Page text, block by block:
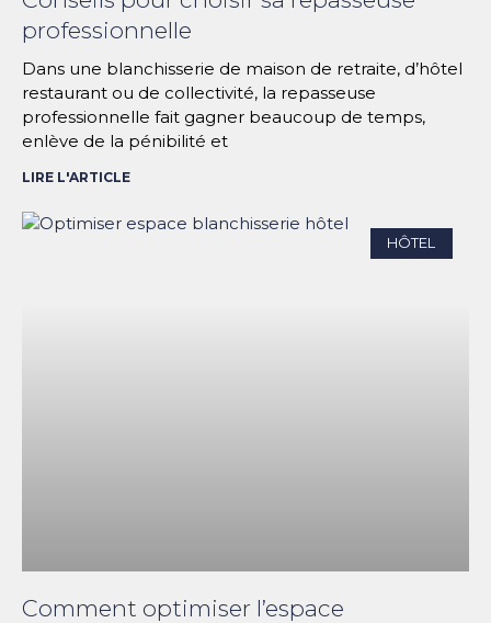
professionnelle
Dans une blanchisserie de maison de retraite, d’hôtel
restaurant ou de collectivité, la repasseuse
professionnelle fait gagner beaucoup de temps,
enlève de la pénibilité et
LIRE L'ARTICLE
HÔTEL
Comment optimiser l’espace